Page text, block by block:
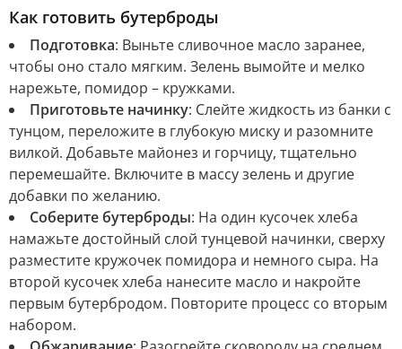
Как готовить бутерброды
Подготовка: Выньте сливочное масло заранее,
чтобы оно стало мягким. Зелень вымойте и мелко
нарежьте, помидор – кружками.
Приготовьте начинку: Слейте жидкость из банки с
тунцом, переложите в глубокую миску и разомните
вилкой. Добавьте майонез и горчицу, тщательно
перемешайте. Включите в массу зелень и другие
добавки по желанию.
Соберите бутерброды: На один кусочек хлеба
намажьте достойный слой тунцевой начинки, сверху
разместите кружочек помидора и немного сыра. На
второй кусочек хлеба нанесите масло и накройте
первым бутербродом. Повторите процесс со вторым
набором.